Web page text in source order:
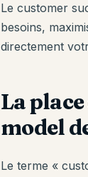
Le customer
besoins,
directement
La
model
Le terme «